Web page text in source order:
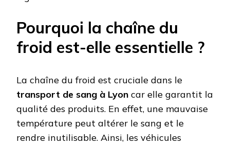
Pourquoi la chaîne du
froid est-elle essentielle ?
La chaîne du froid est cruciale dans le
transport de sang à Lyon car elle garantit la
qualité des produits. En effet, une mauvaise
température peut altérer le sang et le
rendre inutilisable. Ainsi, les véhicules